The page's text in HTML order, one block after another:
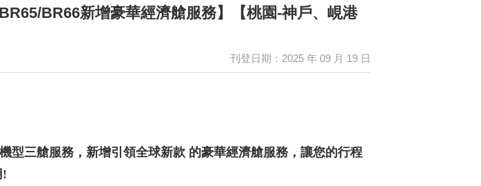
BR66新增豪華經濟艙服務】【桃園-神戶、峴港
刊登日期：2025 年 09 月 19 日
機型三艙服務 ，新增引領全球新款 的豪華經濟艙服務，讓您的行程
!